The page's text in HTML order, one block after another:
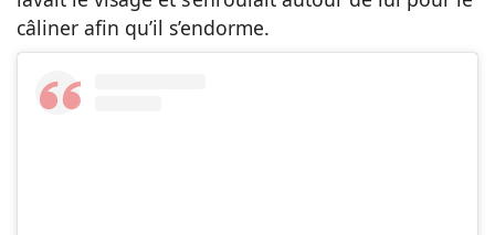
câliner afin qu’il s’endorme.